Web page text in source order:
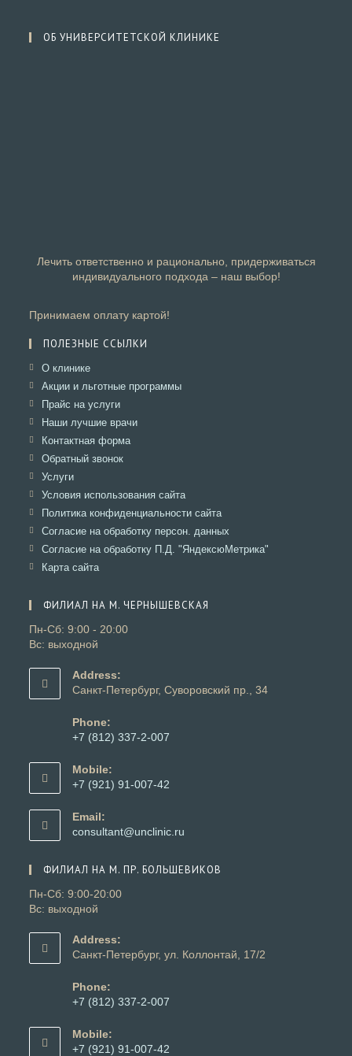
ОБ УНИВЕРСИТЕТСКОЙ КЛИНИКЕ
Лечить ответственно и рационально, придерживаться
индивидуального подхода – наш выбор!
Принимаем оплату картой!
ПОЛЕЗНЫЕ ССЫЛКИ
О клиникеОткроется
в
вкладке
Акции и льготные программыОткроется
Прайс на услугиОткроется
в
вкладке
Наши лучшие врачиОткроется
Контактная формаОткроется
Обратный звонокОткроется
вкладке
УслугиОткроется
в
вкладке
Условия использования сайтаОткроется
в
вкладке
Политика конфиденциальности сайтаОткроется
в
вкладке
Согласие на обработку персон. данных
в
Согласие на обработку П.Д. "ЯндексюМетрика"
Карта сайтаОткроется
вкладке
ФИЛИАЛ НА М. ЧЕРНЫШЕВСКАЯ
Пн-Сб: 9:00 - 20:00
Вс: выходной
Address:
Санкт-Петербург, Суворовский пр., 34
Phone:
+7 (812) 337-2-007
в
вашем
Mobile:
+7 (921) 91-007-42
в
вашем
Email:
consultant@unclinic.ru
приложении
ФИЛИАЛ НА М. ПР. БОЛЬШЕВИКОВ
Пн-Сб: 9:00-20:00
Вс: выходной
Address:
Санкт-Петербург, ул. Коллонтай, 17/2
Phone:
+7 (812) 337-2-007
в
вашем
Mobile:
+7 (921) 91-007-42